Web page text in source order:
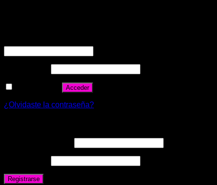
Acceder
¿Olvidaste la contraseña?
Registrarse